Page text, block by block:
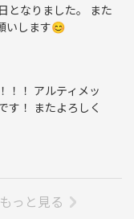
となりました。 また
いします😊
！！ アルティメッ
す！ またよろしく
っと見る